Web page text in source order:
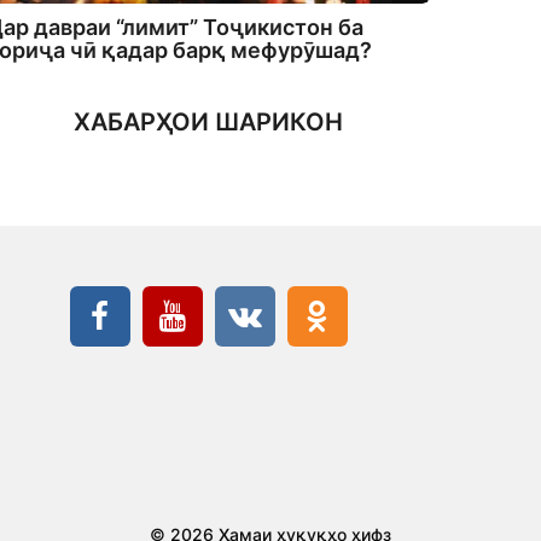
давраи “лимит” Тоҷикистон ба
чӣ қадар барқ мефурӯшад?
ХАБАРҲОИ ШАРИКОН
© 2026 Ҳамаи ҳуқуқҳо ҳифз